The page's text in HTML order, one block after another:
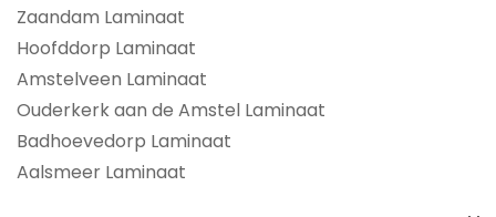
Zaandam Laminaat
Hoofddorp Laminaat
Amstelveen Laminaat
Ouderkerk aan de Amstel Laminaat
Badhoevedorp Laminaat
Aalsmeer Laminaat